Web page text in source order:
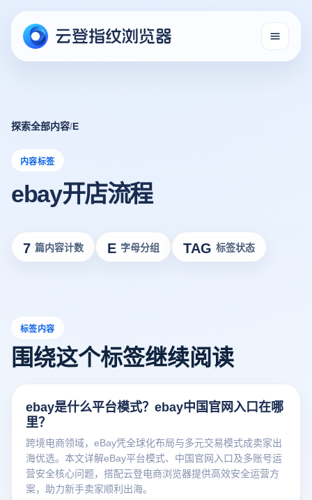
探索全部内容/E
内容标签
ebay开店流程
7 篇内容计数 E 字母分组 TAG 标签状态
标签内容
围绕这个标签继续阅读
ebay是什么平台模式？ebay中国官网入口在哪
里？
跨境电商领域，eBay凭全球化布局与多元交易模式成卖家出
海优选。本文详解eBay平台模式、中国官网入口及多账号运
营安全核心问题，搭配云登电商浏览器提供高效安全运营方
案，助力新手卖家顺利出海。